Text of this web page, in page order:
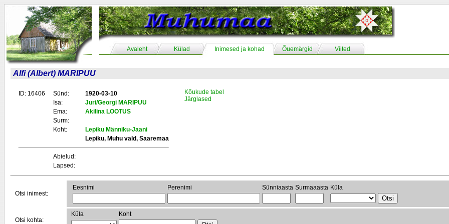
Avaleht Külad Inimesed ja kohad Õuemärgid Viited
Alfi (Albert) MARIPUU
ID: 16406 Sünd:
1920-03-10
Isa:
Juri/Georgi MARIPUU
Ema:
Akilina LOOTUS
Surm:
Koht:
Lepiku Männiku-Jaani
Lepiku, Muhu vald, Saaremaa
Abielud:
Lapsed:
Kõukude tabel
Järglased
Otsi inimest:
Eesnimi Perenimi Sünniaasta Surmaaasta Küla
Otsi kohta:
Küla Koht